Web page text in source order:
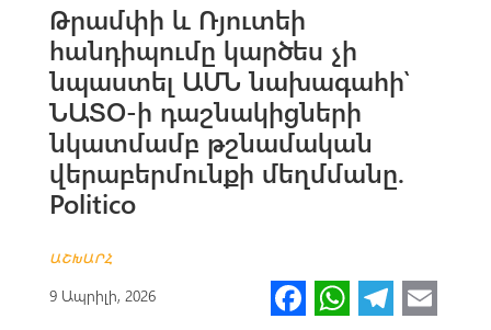
Թրամփի և Ռյուտեի
հանդիպումը կարծես չի
նպաստել ԱՄՆ նախագահի՝
ՆԱՏՕ-ի դաշնակիցների
նկատմամբ թշնամական
վերաբերմունքի մեղմմանը.
Politico
ԱՇԽԱՐՀ
9 Ապրիլի, 2026 Fa W Te